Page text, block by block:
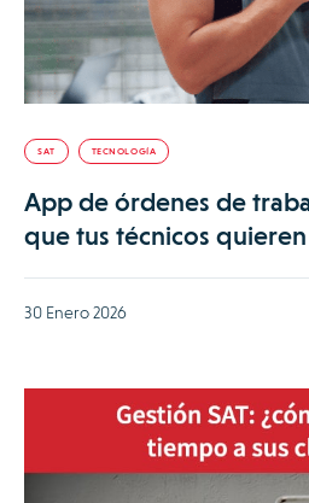
SAT TECNOLOGÍA
App de órdenes de
que tus técnicos
30 Enero 2026